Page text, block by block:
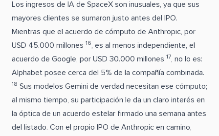
Los ingresos de IA de SpaceX son inusuales, ya que sus
mayores clientes se sumaron justo antes del IPO.
Mientras que el acuerdo de cómputo de Anthropic, por
USD 45.000 millones 16
, es al menos independiente, el
acuerdo de Google, por USD 30.000 millones 17 , no lo es:
Alphabet posee cerca del 5% de la compañía combinada.
18 Sus modelos Gemini de verdad necesitan ese cómputo;
al mismo tiempo, su participación le da un claro interés en
la óptica de un acuerdo estelar firmado una semana antes
del listado. Con el propio IPO de Anthropic en camino,